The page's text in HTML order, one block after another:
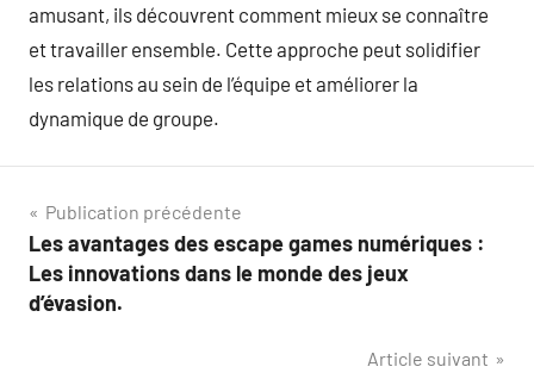
amusant, ils découvrent comment mieux se connaître
et travailler ensemble. Cette approche peut solidifier
les relations au sein de l’équipe et améliorer la
dynamique de groupe.
Navigation
de
l’article
Publication précédente
Les avantages des escape games numériques :
Les innovations dans le monde des jeux
d’évasion.
Article suivant